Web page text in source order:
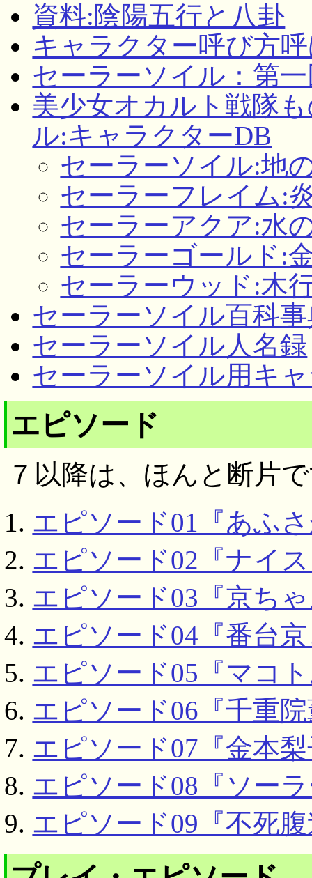
資料:陰陽五行と八卦
キャラクター呼び方
セーラーソイル：第
美少女オカルト戦隊
ル:キャラクターDB
セーラーソイル:地
セーラーフレイム:
セーラーアクア:水
セーラーゴールド:
セーラーウッド:木
セーラーソイル百科
セーラーソイル人名録
セーラーソイル用キ
エピソード
７以降は、ほんと断片
エピソード01『あふ
エピソード02『ナイ
エピソード03『京ち
エピソード04『番台
エピソード05『マコ
エピソード06『千重
エピソード07『金本
エピソード08『ソー
エピソード09『不死